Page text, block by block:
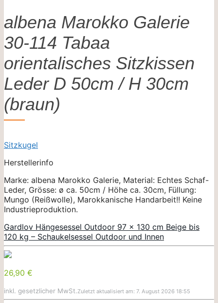
albena Marokko Galerie
30-114 Tabaa
orientalisches Sitzkissen
Leder D 50cm / H 30cm
(braun)
Sitzkugel
Herstellerinfo
Marke: albena Marokko Galerie, Material: Echtes Schaf-
Leder, Grösse: ø ca. 50cm / Höhe ca. 30cm, Füllung:
Mungo (Reißwolle), Marokkanische Handarbeit!! Keine
Industrieproduktion.
Gardlov Hängesessel Outdoor 97 x 130 cm Beige bis
120 kg – Schaukelsessel Outdoor und Innen
26,90 €
inkl. gesetzlicher MwSt.Zuletzt aktualisiert am: 7. August 2026 18:55